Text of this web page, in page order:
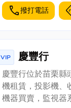
call撥打電話
VIP 慶豐行
慶豐行位於苗栗縣
機租賃，投影機、
機器買賣，監視器